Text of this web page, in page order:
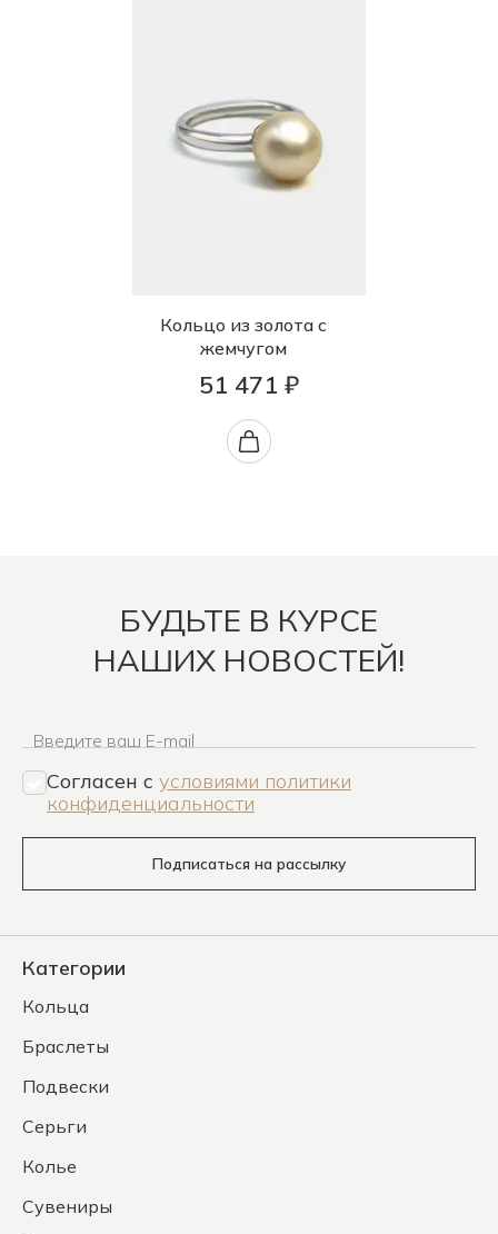
Кольцо из золота с
жемчугом
51 471 ₽
БУДЬТЕ В КУРСЕ
НАШИХ НОВОСТЕЙ!
Введите ваш E-mail
Согласен c условиями политики
конфиденциальности
Подписаться на рассылку
Категории
Кольца
Браслеты
Подвески
Серьги
Колье
Сувениры